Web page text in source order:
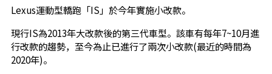
Lexus運動型轎跑「IS」於今年實施小改款。
現行IS為2013年大改款後的第三代車型。該車有每年7~10月進
行改款的趨勢，至今為止已進行了兩次小改款(最近的時間為
2020年)。